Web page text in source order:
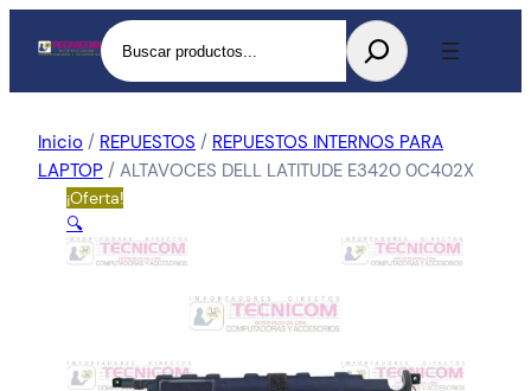
Buscar
Inicio / REPUESTOS / REPUESTOS INTERNOS PARA
LAPTOP / ALTAVOCES DELL LATITUDE E3420 0C402X
¡Oferta!
🔍